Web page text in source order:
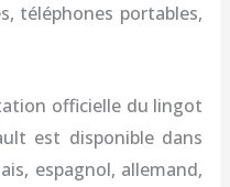
téléphones portables,
officielle du lingot
est disponible dans
espagnol, allemand,